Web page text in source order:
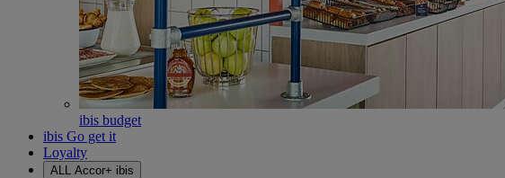
ibis budget
ibis Go get it
Loyalty
ALL Accor+ ibis